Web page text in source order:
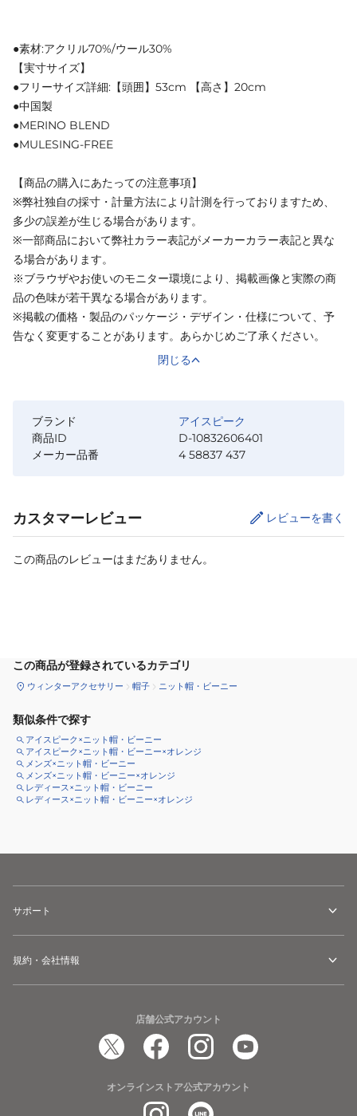
●素材:アクリル70%/ウール30%
【実寸サイズ】
●フリーサイズ詳細:【頭囲】53cm 【高さ】20cm
●中国製
●MERINO BLEND
●MULESING-FREE
【商品の購入にあたっての注意事項】
※弊社独自の採寸・計量方法により計測を行っておりますため、
多少の誤差が生じる場合があります。
※一部商品において弊社カラー表記がメーカーカラー表記と異な
る場合があります。
※ブラウザやお使いのモニター環境により、掲載画像と実際の商
品の色味が若干異なる場合があります。
※掲載の価格・製品のパッケージ・デザイン・仕様について、予
告なく変更することがあります。あらかじめご了承ください。
閉じる
ブランド
アイスピーク
商品ID
D-10832606401
メーカー品番
4 58837 437
カスタマーレビュー レビューを書く
この商品のレビューはまだありません。
この商品が登録されているカテゴリ
ウィンターアクセサリー 帽子 ニット帽・ビーニー
類似条件で探す
アイスピーク×ニット帽・ビーニー
アイスピーク×ニット帽・ビーニー×オレンジ
メンズ×ニット帽・ビーニー
メンズ×ニット帽・ビーニー×オレンジ
レディース×ニット帽・ビーニー
レディース×ニット帽・ビーニー×オレンジ
サポート
規約・会社情報
店舗公式アカウント
オンラインストア公式アカウント